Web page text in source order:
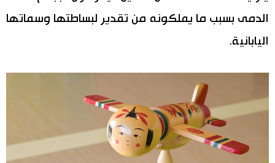
الدمى بسبب ما يملكونه من تقدير لبساطتها وسماتها
اليابانية.